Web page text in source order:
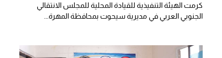
كرمت الهيئة التنفيذية للقيادة المحلية للمجلس الانتقالي
الجنوبي العربي في مديرية سيحوت بمحافظة المهرة...